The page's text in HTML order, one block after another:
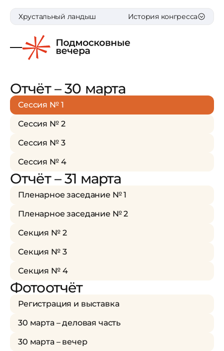
Хрустальный ландыш История конгресса
Отчёт – 30 марта
Сессия № 1
Сессия № 2
Сессия № 3
Сессия № 4
Отчёт – 31 марта
Пленарное заседание № 1
Пленарное заседание № 2
Секция № 2
Секция № 3
Секция № 4
Фотоотчёт
Регистрация и выставка
30 марта – деловая часть
30 марта – вечер